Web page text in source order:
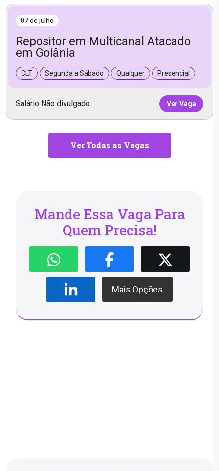
07 de julho
Repositor em Multicanal Atacado
em Goiânia
CLT Segunda a Sábado Qualquer Presencial
Salário Não divulgado Ver Vaga
Ver Todas as Vagas
Mande Essa Vaga Para
Quem Precisa!
Mais Opções